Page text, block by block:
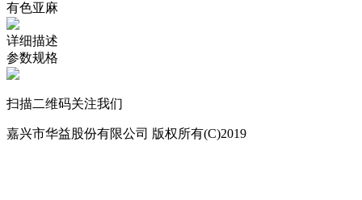
有色亚麻
详细描述
参数规格
扫描二维码关注我们
嘉兴市华益股份有限公司 版权所有(C)2019